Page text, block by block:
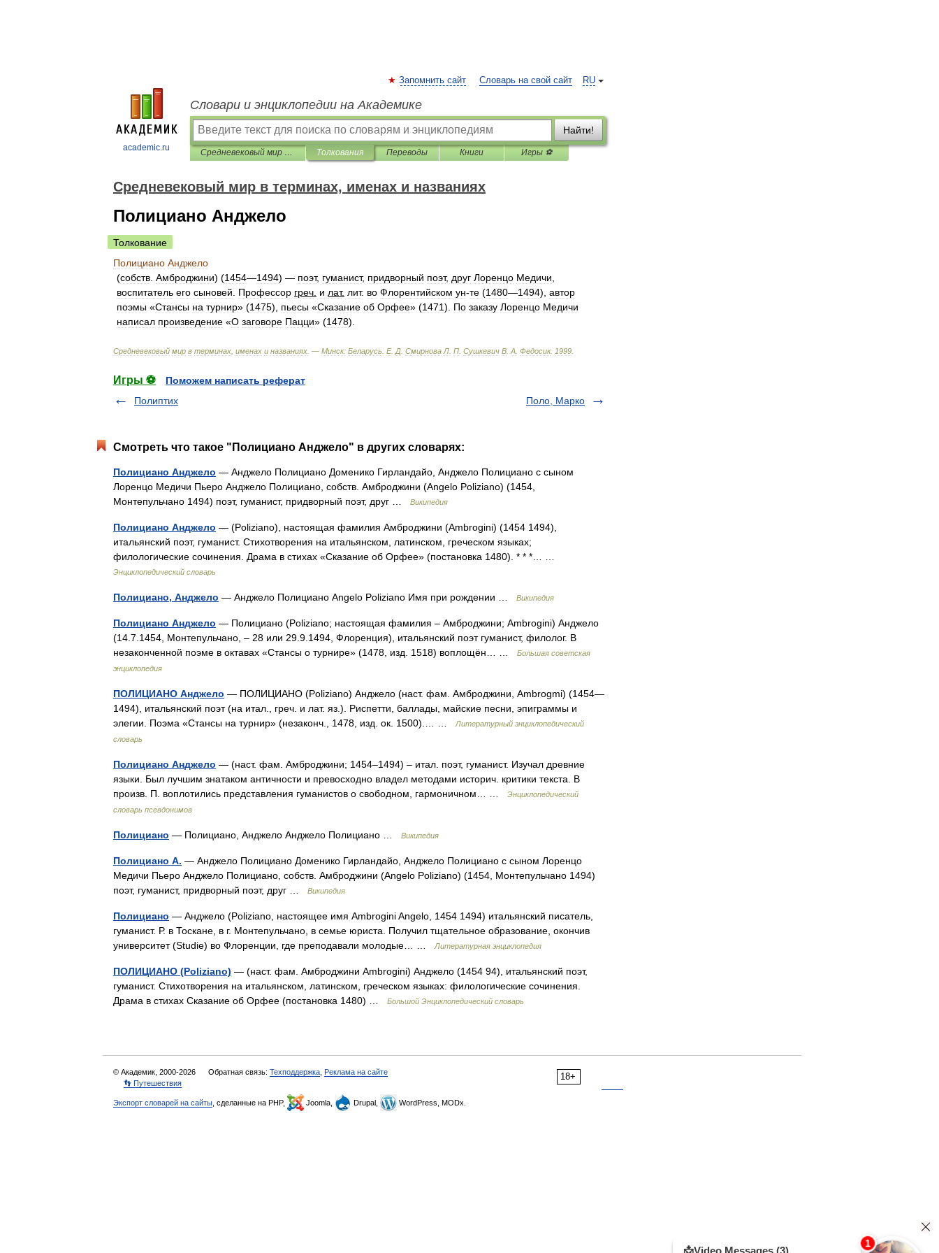
academic.ru
RU
Запомнить сайт Словарь на свой сайт
Словари и энциклопедии на Академике
Найти!
Средневековый мир в терминах, именах и названиях Толкования Переводы Книги Игры ⚽
Средневековый мир в терминах, именах и названиях
Полициано Анджело
Толкование
Полициано Анджело
(собств Амброджини) (1454—1494) — поэт, гуманист, придворный поэт, друг Лоренцо Медичи
воспитатель его сыновей Профессор греч и лат. лит. во Флорентийском ун-те (1480—1494), автор
поэмы «Стансы на турнир» (1475), пьесы «Сказание об Орфее» (1471). По заказу Лоренцо Медичи
написал произведение «О заговоре Пацци» (1478).
Средневековый мир в терминах именах и названиях . — Минск: Беларусь Е. Д Смирнова Л П Сушкевич В А Федосик. 1999
Игры ⚽
Поможем написать реферат
Полиптих
Поло, Марко
Смотреть что такое "Полициано Анджело" в других словарях:
Полициано Анджело — Анджело Полициано Доменико Гирландайо, Анджело Полициано с сыном
Лоренцо Медичи Пьеро Анджело Полициано, собств. Амброджини (Angelo Poliziano) (1454,
Монтепульчано 1494) поэт, гуманист, придворный поэт, друг …
Википедия
Полициано Анджело — (Poliziano), настоящая фамилия Амброджини (Ambrogini) (1454 1494),
итальянский поэт, гуманист. Стихотворения на итальянском, латинском, греческом языках;
филологические сочинения. Драма в стихах «Сказание об Орфее» (постановка 1480). * * *… …
Энциклопедический словарь
Полициано, Анджело — Анджело Полициано Angelo Poliziano Имя при рождении … Википедия
Полициано Анджело — Полициано (Poliziano; настоящая фамилия ‒ Амброджини; Ambrogini) Анджело
(14.7.1454, Монтепульчано, ‒ 28 или 29.9.1494, Флоренция), итальянский поэт гуманист, филолог. В
незаконченной поэме в октавах «Стансы о турнире» (1478, изд. 1518) воплощён… …
Большая советская
энциклопедия
ПОЛИЦИАНО Анджело — ПОЛИЦИАНО (Poliziano) Анджело (наст. фам. Амброджини, Ambrogmi) (1454—
1494), итальянский поэт (на итал., греч. и лат. яз.). Риспетти, баллады, майские песни, эпиграммы и
элегии. Поэма «Стансы на турнир» (незаконч., 1478, изд. ок. 1500).… …
Литературный энциклопедический
словарь
Полициано Анджело — (наст. фам. Амброджини; 1454–1494) – итал. поэт, гуманист. Изучал древние
языки. Был лучшим знатаком античности и превосходно владел методами историч. критики текста. В
произв. П. воплотились представления гуманистов о свободном, гармоничном… …
Энциклопедический
словарь псевдонимов
Полициано — Полициано, Анджело Анджело Полициано … Википедия
Полициано А. — Анджело Полициано Доменико Гирландайо, Анджело Полициано с сыном Лоренцо
Медичи Пьеро Анджело Полициано, собств. Амброджини (Angelo Poliziano) (1454, Монтепульчано 1494)
поэт, гуманист, придворный поэт, друг …
Википедия
Полициано — Анджело (Poliziano, настоящее имя Ambrogini Angelo, 1454 1494) итальянский писатель,
гуманист. Р. в Тоскане, в г. Монтепульчано, в семье юриста. Получил тщательное образование, окончив
университет (Studie) во Флоренции, где преподавали молодые… …
Литературная энциклопедия
ПОЛИЦИАНО (Poliziano) — (наст. фам. Амброджини Ambrogini) Анджело (1454 94), итальянский поэт,
гуманист. Стихотворения на итальянском, латинском, греческом языках: филологические сочинения.
Драма в стихах Сказание об Орфее (постановка 1480) …
Большой Энциклопедический словарь
18+
© Академик, 2000-2026 Обратная связь: Техподдержка Реклама на сайте
👣 Путешествия
Экспорт словарей на сайты , сделанные на PHP, Joomla, Drupal, WordPress, MODx.